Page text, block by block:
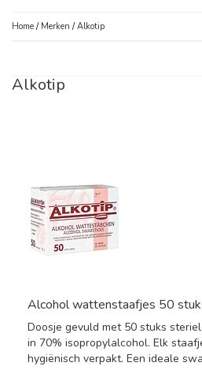
Home / Merken /Alkotip
Alkotip
Alcohol wattenstaafjes 50
Doosje gevuld met 50 stuks
in 70% isopropylalcohol. Elk
hygiënisch verpakt. Een ideale